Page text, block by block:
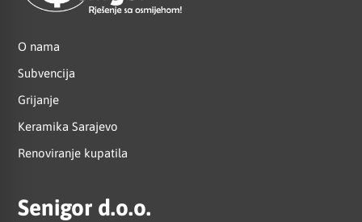
O nama
Subvencija
Grijanje
Keramika Sarajevo
Renoviranje kupatila
Senigor d.o.o.